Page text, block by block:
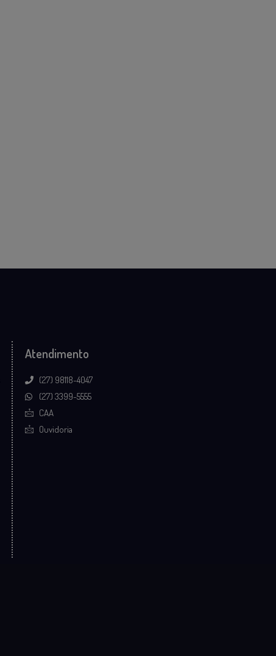
Atendimento
(27) 98118-4047
(27) 3399-5555
CAA
Ouvidoria